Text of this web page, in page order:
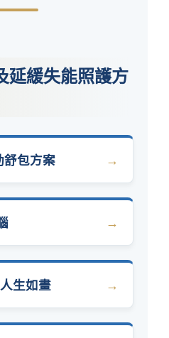
延緩失能照護方
舒包方案
生如畫